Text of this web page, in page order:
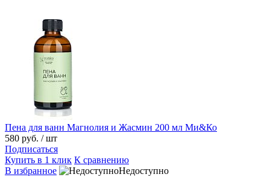
Пена для ванн Магнолия и Жасмин 200 мл Ми&Ко
580 руб. / шт
Подписаться
Купить в 1 клик К сравнению
В избранное
Недоступно